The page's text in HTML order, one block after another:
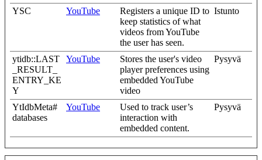
YSC YouTube
Registers a unique ID to
keep statistics of what
videos from YouTube
the user has seen.
Istunto
ytidb::LAST
_RESULT_
ENTRY_KE
Y
YouTube
Stores the user's video
player preferences using
embedded YouTube
video
Pysyvä
YtIdbMeta#
databases
YouTube
Used to track user’s
interaction with
embedded content.
Pysyvä